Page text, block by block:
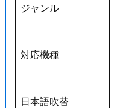
ジャンル
対応機種
日本語吹替